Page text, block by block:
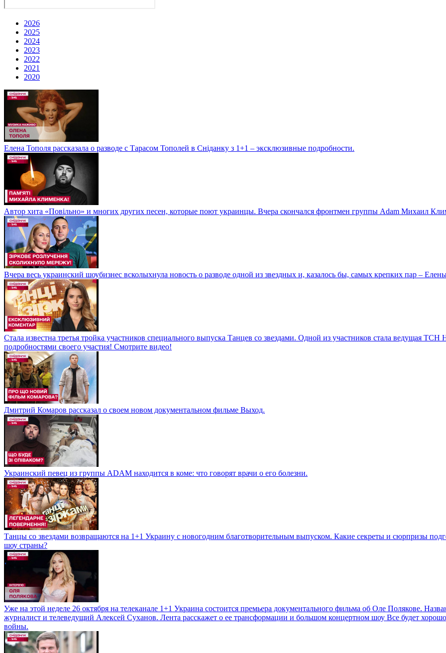
2026
2025
2024
2023
2022
2021
2020
Елена Тополя рассказала о разводе с Тарасом Тополей в Сніданку з 1+1 – эксклюзивные подробности.
Автор хита «Повільно» и многих других песен, которые поют украинцы. Вчера скончался фронтмен группы Adam Михаил
Вчера весь украинский шоубизнес всколыхнула новость о разводе одной из звездных и, казалось бы, самых крепких пар –
Стала известна третья тройка участников специального выпуска Танцев со звездами. Одной из участников стала ведущая
подробностями своего участия! Смотрите видео!
Дмитрий Комаров рассказал о своем новом документальном фильме Выход.
Украинский певец из группы ADAM находится в коме: что говорят врачи о его болезни.
Танцы со звездами возвращаются на 1+1 Украину с новогодним благотворительным выпуском. Какие секреты и сюрпризы
шоу страны?
Уже на этой неделе 26 октября на телеканале 1+1 Украина состоится премьера документального фильма об Оле Полякове.
журналист и телеведущий Алексей Суханов. Лента расскажет о ее трансформации и большом концертном шоу Все будет
войны.